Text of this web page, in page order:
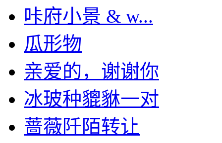
咔府小景 & w...
瓜形物
亲爱的，谢谢你
冰玻种貔貅一对
蔷薇阡陌转让